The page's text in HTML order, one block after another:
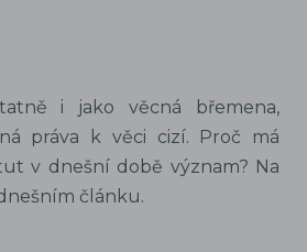
i jako věcná břemena,
práva k věci cizí. Proč má
v dnešní době význam? Na
článku.